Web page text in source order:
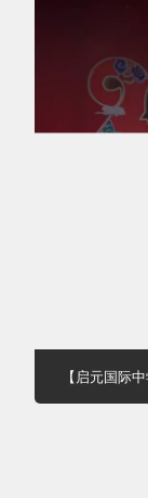
【启元国际